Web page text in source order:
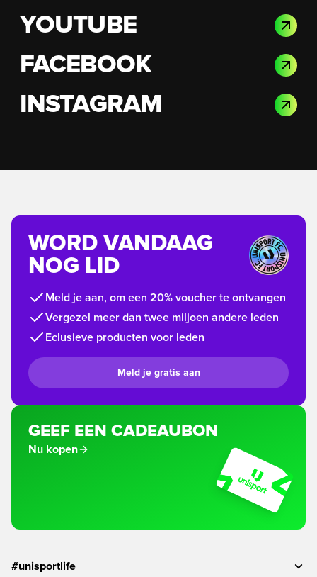
YOUTUBE
FACEBOOK
INSTAGRAM
WORD VANDAAG
NOG LID
Meld je aan, om een 20% voucher te ontvangen
Vergezel meer dan twee miljoen andere leden
Eclusieve producten voor leden
Meld je gratis aan
GEEF EEN CADEAUBON
Nu kopen
#unisportlife